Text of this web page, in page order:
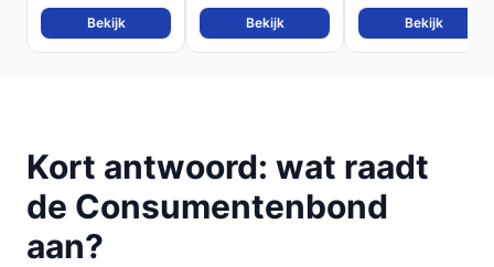
Bekijk Bekijk Bekijk
Kort antwoord: wat raadt
de Consumentenbond
aan?